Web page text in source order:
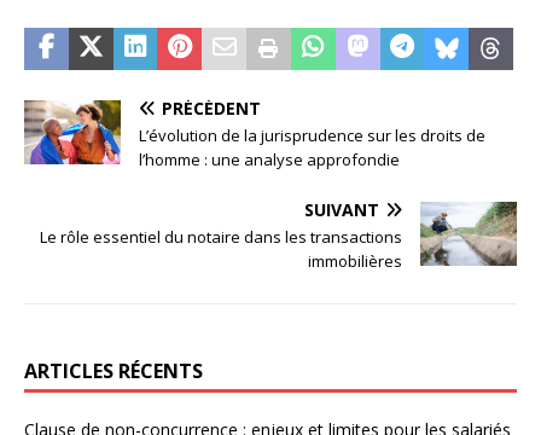
PRÉCÉDENT
L’évolution de la jurisprudence sur les droits de
l’homme : une analyse approfondie
SUIVANT
Le rôle essentiel du notaire dans les transactions
immobilières
ARTICLES RÉCENTS
Clause de non-concurrence : enjeux et limites pour les salariés